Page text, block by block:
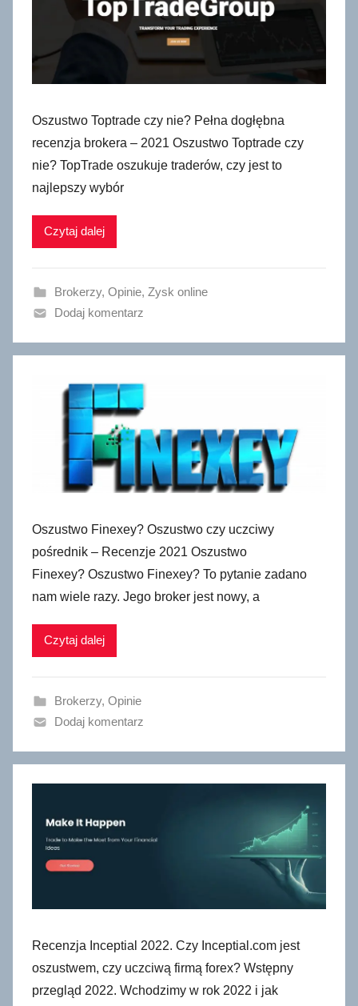
Oszustwo Toptrade czy nie? Pełna dogłębna
recenzja brokera – 2021 Oszustwo Toptrade czy
nie? TopTrade oszukuje traderów, czy jest to
najlepszy wybór
Czytaj dalej
Brokerzy, Opinie, Zysk online
Dodaj komentarz
Oszustwo Finexey? Oszustwo czy uczciwy
pośrednik – Recenzje 2021 Oszustwo
Finexey? Oszustwo Finexey? To pytanie zadano
nam wiele razy. Jego broker jest nowy, a
Czytaj dalej
Brokerzy, Opinie
Dodaj komentarz
Recenzja Inceptial 2022. Czy Inceptial.com jest
oszustwem, czy uczciwą firmą forex? Wstępny
przegląd 2022. Wchodzimy w rok 2022 i jak